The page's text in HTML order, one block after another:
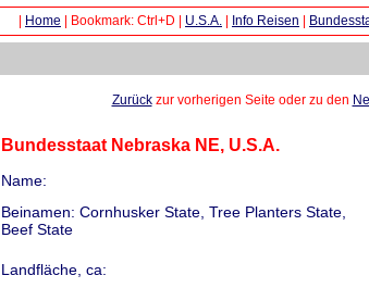
Home Bookmark: Ctrl+D | U.S.A. Info Reisen
Zurückzur vorherigen Seite oder zu den
Bundesstaat Nebraska NE, U.S.A.
Name:
Beinamen: Cornhusker State, Tree Planters State,
Beef State
Landfläche, ca: